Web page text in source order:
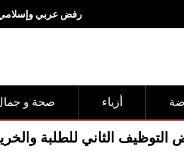
رفض عربي وإسلامي
صحة و أزياء
الثاني للطلبة